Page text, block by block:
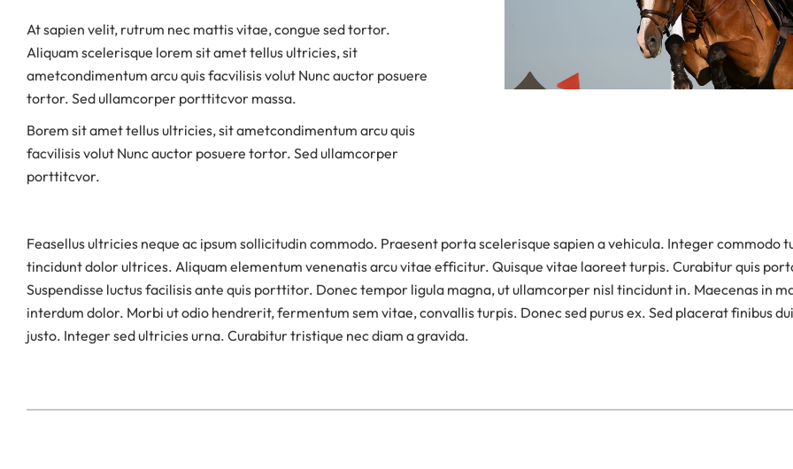
At sapien velit, rutrum nec mattis vitae, congue sed tortor.
Aliquam scelerisque lorem sit amet tellus ultricies, sit
ametcondimentum arcu quis facvilisis volut Nunc auctor posuere
tortor. Sed ullamcorper porttitcvor massa.
Borem sit amet tellus ultricies, sit ametcondimentum arcu quis
facvilisis volut Nunc auctor posuere tortor. Sed ullamcorper
porttitcvor.
Feasellus ultricies neque ac ipsum sollicitudin commodo. Praesent porta scelerisque sapien a vehicula. Integer commodo
tincidunt dolor ultrices. Aliquam elementum venenatis arcu vitae efficitur. Quisque vitae laoreet turpis. Curabitur quis
Suspendisse luctus facilisis ante quis porttitor. Donec tempor ligula magna, ut ullamcorper nisl tincidunt in. Maecenas in
interdum dolor. Morbi ut odio hendrerit, fermentum sem vitae, convallis turpis. Donec sed purus ex. Sed placerat finibus
justo. Integer sed ultricies urna. Curabitur tristique nec diam a gravida.